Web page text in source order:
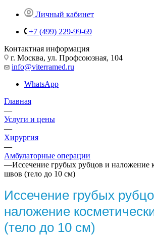
Личный кабинет
+7 (499) 229-99-69
Контактная информация
г. Москва, ул. Профсоюзная, 104
info@viterramed.ru
WhatsApp
Главная
—
Услуги и цены
—
Хирургия
—
Амбулаторные операции
—Иссечение грубых рубцов и наложение
швов (тело до 10 см)
Иссечение грубых
наложение
(тело до 10 см)